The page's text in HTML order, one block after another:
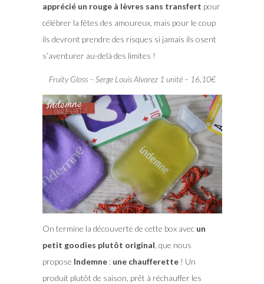
apprécié un rouge à lèvres sans transfert pour
célébrer la fêtes des amoureux, mais pour le coup
ils devront prendre des risques si jamais ils osent
s’aventurer au-delà des limites !
Fruity Gloss – Serge Louis Alvarez 1 unité – 16,10€
On termine la découverte de cette box avec un
petit goodies plutôt original, que nous
propose Indemne: une chaufferette! Un
produit plutôt de saison, prêt à réchauffer les